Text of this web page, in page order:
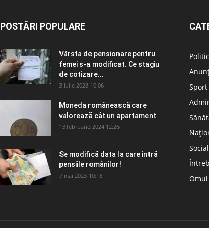
POSTĂRI POPULARE
Vârsta de pensionare pentru
femei s-a modificat. Ce stagiu
de cotizare...
3 iulie 2023 10:06
Moneda românească care
valorează cât un apartament
13 februarie 2024 12:26
Se modifică data la care intră
pensiile românilor!
7 mai 2023 10:18
Sport
Social